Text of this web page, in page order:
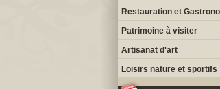
Restauration et
Patrimoine à visiter
Artisanat d'art
Loisirs nature et sportifs